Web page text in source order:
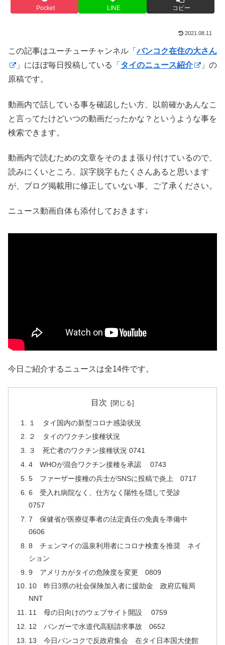
Pocket LINE コピー
2021.08.11
この記事はユーチューチャンネル「バンコク在住の大さん
」にほぼ毎日投稿している「 タイのニュース紹介
」の
原稿です。
動画内で話している事を確認したい方、以前確かあんなこ
と言ってたけどいつの動画だったかな？というような事を
検索できます。
動画内で読むための文章をそのまま張り付けているので、
読みにくいところ、誤字脱字もたくさんあると思います
が、ブログ掲載用に修正していない事、ご了承ください。
ニュース動画自体も添付しておきます↓
今日ご紹介するニュースは全14件です。
目次
１ タイ国内の新型コロナ感染状況
２ タイのワクチン接種状況
３ 死亡者のワクチン接種状況 0741
4 WHOが混合ワクチン接種を承認 0743
5 ファーザー接種の兵士がSNSに投稿で炎上 0717
6 受入れ病院なく、仕方なく陽性を隠して受診
0757
7 保健省が医療従事者の法定責任の免責を準備中
0606
8 チェンマイの温泉利用者にコロナ検査を推奨 ネイ
ション
9 アメリカがタイの危険度を変更 0809
10 昨日3県の社会保険加入者に援助金 政府広報局
NNT
11 母の日向けのウェブサイト開設 0759
12 パンガーで水道代高額請求事故 0652
13 今日バンコクで反政府集会 在タイ日本国大使館